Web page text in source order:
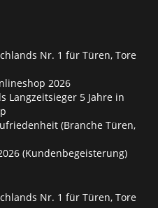
Nr. 1 für Türen, Tore
2026
Langzeitsieger 5 Jahre in
(Branche Türen,
(Kundenbegeisterung)
Nr. 1 für Türen, Tore